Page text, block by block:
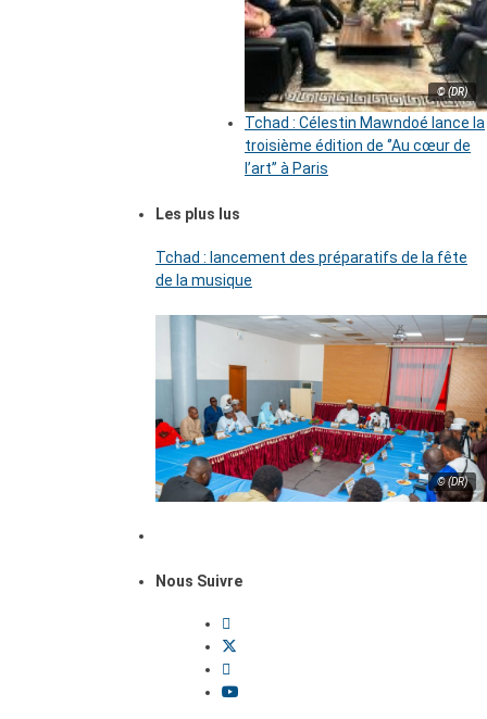
© (DR)
Tchad : Célestin Mawndoé lance la
troisième édition de ‘’Au cœur de
l’art’’ à Paris
Les plus lus
Tchad : lancement des préparatifs de la fête
de la musique
© (DR)
Nous Suivre